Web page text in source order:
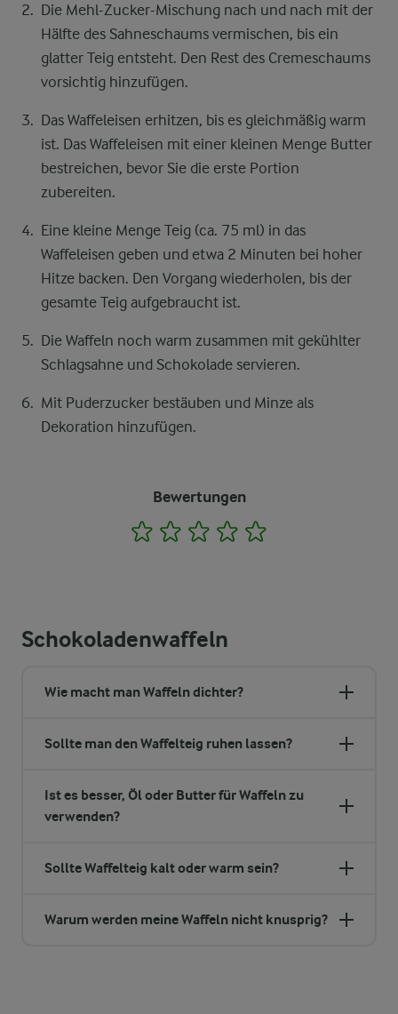
Die Mehl-Zucker-Mischung nach und nach mit der
Hälfte des Sahneschaums vermischen, bis ein
glatter Teig entsteht. Den Rest des Cremeschaums
vorsichtig hinzufügen.
Das Waffeleisen erhitzen, bis es gleichmäßig warm
ist. Das Waffeleisen mit einer kleinen Menge Butter
bestreichen, bevor Sie die erste Portion
zubereiten.
Eine kleine Menge Teig (ca. 75 ml) in das
Waffeleisen geben und etwa 2 Minuten bei hoher
Hitze backen. Den Vorgang wiederholen, bis der
gesamte Teig aufgebraucht ist.
Die Waffeln noch warm zusammen mit gekühlter
Schlagsahne und Schokolade servieren.
Mit Puderzucker bestäuben und Minze als
Dekoration hinzufügen.
Bewertungen
1 2 3 4
Schokoladenwaffeln
Wie macht man Waffeln dichter?
Sollte man den Waffelteig ruhen lassen?
Ist es besser, Öl oder Butter für Waffeln zu
verwenden?
Sollte Waffelteig kalt oder warm sein?
Warum werden meine Waffeln nicht knusprig?